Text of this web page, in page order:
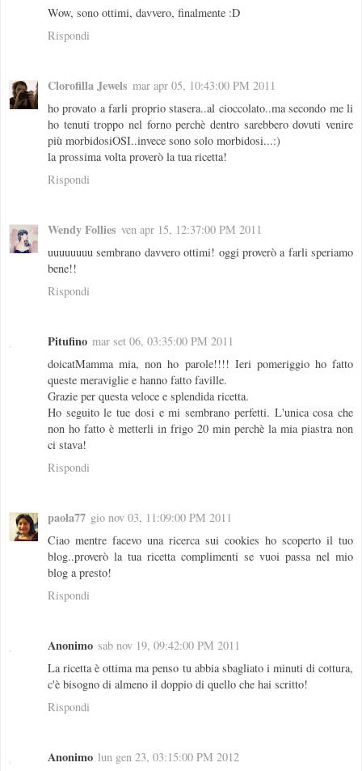
Wow, sono ottimi, davvero, finalmente :D
Rispondi
Clorofilla Jewels mar apr 05, 10:43:00 PM 2011
ho provato a farli proprio stasera..al cioccolato..ma secondo me li
ho tenuti troppo nel forno perchè dentro sarebbero dovuti venire
più morbidosiOSI..invece sono solo morbidosi...:)
la prossima volta proverò la tua ricetta!
Rispondi
Wendy Follies ven apr 15, 12:37:00 PM 2011
uuuuuuuu sembrano davvero ottimi! oggi proverò a farli speriamo
bene!!
Rispondi
Pitufino mar set 06, 03:35:00 PM 2011
doicatMamma mia, non ho parole!!!! Ieri pomeriggio ho fatto
queste meraviglie e hanno fatto faville.
Grazie per questa veloce e splendida ricetta.
Ho seguito le tue dosi e mi sembrano perfetti. L'unica cosa che
non ho fatto è metterli in frigo 20 min perchè la mia piastra non
ci stava!
Rispondi
paola77 gio nov 03, 11:09:00 PM 2011
Ciao mentre facevo una ricerca sui cookies ho scoperto il tuo
blog..proverò la tua ricetta complimenti se vuoi passa nel mio
blog a presto!
Rispondi
Anonimo sab nov 19, 09:42:00 PM 2011
La ricetta è ottima ma penso tu abbia sbagliato i minuti di cottura,
c'è bisogno di almeno il doppio di quello che hai scritto!
Rispondi
Anonimo lun gen 23, 03:15:00 PM 2012